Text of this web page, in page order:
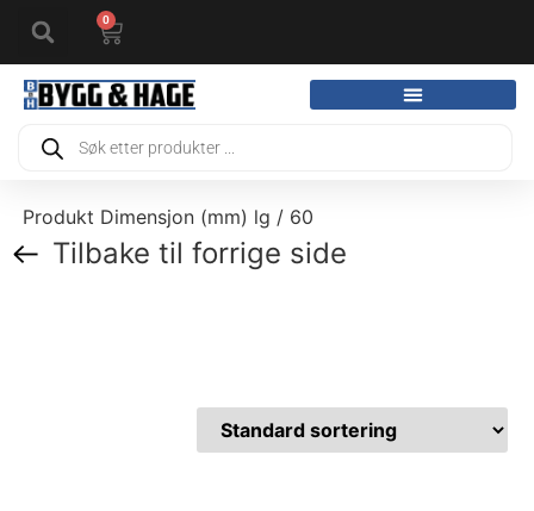
0
Produkt Dimensjon (mm) lg / 60
Tilbake til forrige side